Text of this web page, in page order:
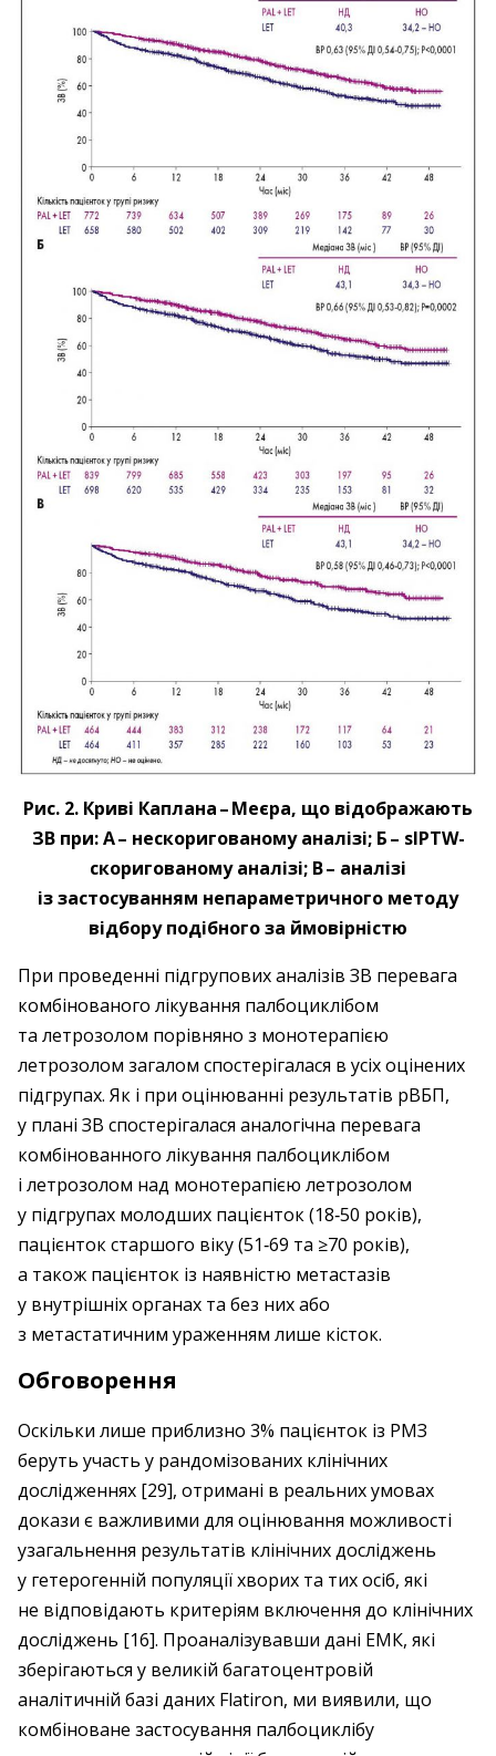
Рис. 2. Криві Каплана – ​Меєра, що відображають
ЗВ при: А – ​нескоригованому аналізі; Б – sIPTW-
скоригованому аналізі; В – ​аналізі
із застосуванням непараметричного методу
відбору подібного за ймовірністю
При проведенні підгрупових аналізів ЗВ перевага
комбінованого лікування палбоциклібом
та летрозолом порівняно з монотерапією
летрозолом загалом спостерігалася в усіх оцінених
підгрупах. Як і при оцінюванні результатів рВБП,
у плані ЗВ спостерігалася аналогічна перевага
комбінованного лікування палбоциклібом
і летрозолом над монотерапією летрозолом
у підгрупах молодших пацієнток (18‑50 років),
пацієнток старшого віку (51‑69 та ≥70 років),
а також пацієнток із наявністю метастазів
у внутрішніх органах та без них або
з метастатичним ураженням лише кісток.
Обговорення
Оскільки лише приблизно 3% пацієнток із РМЗ
беруть участь у рандомізованих клінічних
дослідженнях [29], отримані в реальних умовах
докази є важливими для оцінювання можливості
узагальнення результатів клінічних досліджень
у гетерогенній популяції хворих та тих осіб, які
не відповідають критеріям включення до клінічних
досліджень [16]. Проаналізувавши дані ЕМК, які
зберігаються у великій багатоцентровій
аналітичній базі даних Flatiron, ми виявили, що
комбіноване застосування палбоциклібу